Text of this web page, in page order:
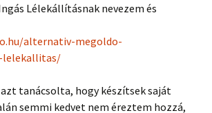
Lélekállításnak nevezem és
alternativ-megoldo-
lelekallitas/
tanácsolta, hogy készítsek saját
semmi kedvet nem éreztem hozzá,